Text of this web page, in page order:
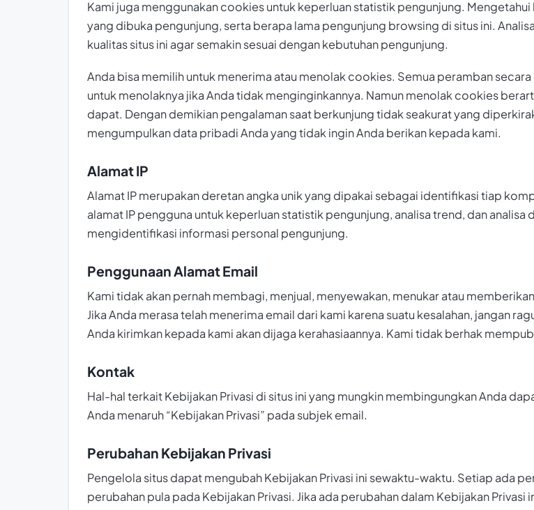
Kami juga menggunakan cookies untuk keperluan statistik pengunjung.
yang dibuka pengunjung, serta berapa lama pengunjung browsing di situs ini.
kualitas situs ini agar semakin sesuai dengan kebutuhan pengunjung.
Anda bisa memilih untuk menerima atau menolak cookies. Semua peramban
untuk menolaknya jika Anda tidak menginginkannya. Namun menolak cookies
dapat. Dengan demikian pengalaman saat berkunjung tidak seakurat yang
mengumpulkan data pribadi Anda yang tidak ingin Anda berikan kepada kami.
Alamat IP
Alamat IP merupakan deretan angka unik yang dipakai sebagai identifikasi tiap
alamat IP pengguna untuk keperluan statistik pengunjung, analisa trend, dan
mengidentifikasi informasi personal pengunjung.
Penggunaan Alamat Email
Kami tidak akan pernah membagi, menjual, menyewakan, menukar atau
Jika Anda merasa telah menerima email dari kami karena suatu kesalahan, jangan
Anda kirimkan kepada kami akan dijaga kerahasiaannya. Kami tidak berhak
Kontak
Hal-hal terkait Kebijakan Privasi di situs ini yang mungkin membingungkan Anda
Anda menaruh “Kebijakan Privasi” pada subjek email.
Perubahan Kebijakan Privasi
Pengelola situs dapat mengubah Kebijakan Privasi ini sewaktu-waktu. Setiap ada
perubahan pula pada Kebijakan Privasi. Jika ada perubahan dalam Kebijakan